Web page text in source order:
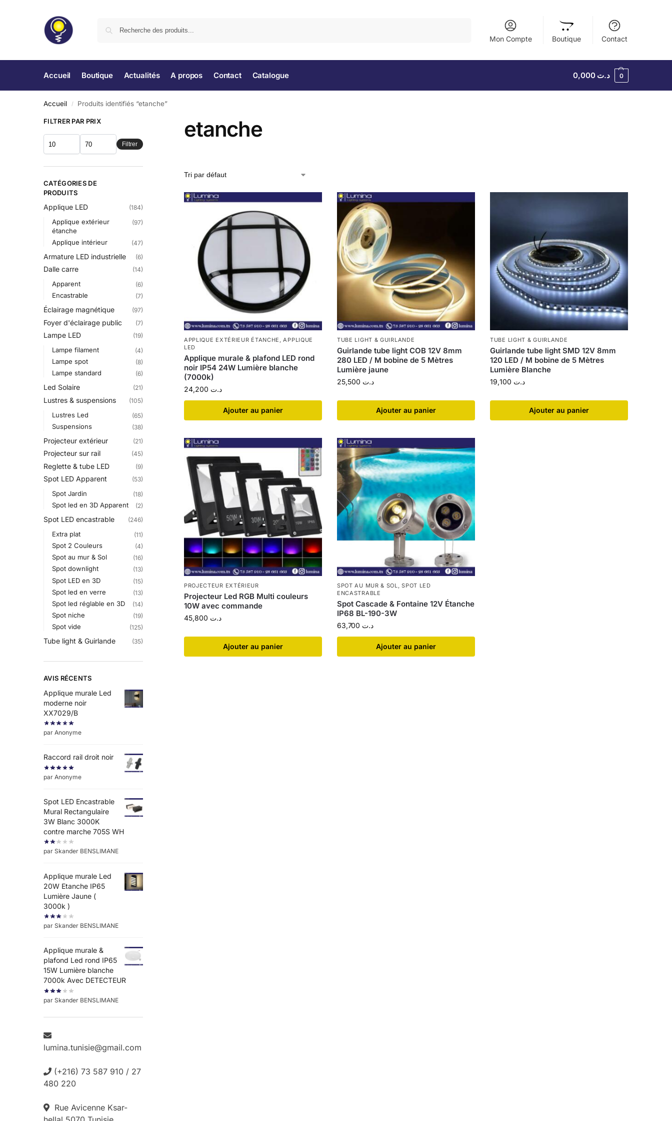
Mon Compte Boutique Contact
Accueil Boutique Actualités A propos Contact Catalogue د.ت 0,000 0
Accueil / Produits identifiés “etanche”
etanche
APPLIQUE EXTÉRIEUR ÉTANCHE ,APPLIQUE
LED
Applique murale & plafond LED rond
noir IP54 24W Lumière blanche
(7000k)
د.ت
Ajouter au panier
TUBE LIGHT & GUIRLANDE
Guirlande tube light COB 12V 8mm
280 LED / M bobine de 5 Mètres
Lumière jaune
د.ت
Ajouter au panier
TUBE LIGHT & GUIRLANDE
Guirlande tube light SMD 12V 8mm
120 LED / M bobine de 5 Mètres
Lumière Blanche
د.ت
Ajouter au panier
PROJECTEUR EXTÉRIEUR
Projecteur Led RGB Multi couleurs
10W avec commande
د.ت
Ajouter au panier
SPOT AU MUR & SOL,SPOT LED
ENCASTRABLE
Spot Cascade & Fontaine 12V Étanche
IP68 BL-190-3W
د.ت
Ajouter au panier
FILTRER PAR PRIX
Filtrer
CATÉGORIES DE
PRODUITS
Applique LED (184)
Applique extérieur
étanche
(97)
Applique intérieur (47)
Armature LED industrielle (6)
Dalle carre (14)
Apparent (6)
Encastrable (7)
Éclairage magnétique (97)
Foyer d'éclairage public (7)
Lampe LED (19)
Lampe filament (4)
Lampe spot (8)
Lampe standard (6)
Led Solaire (21)
Lustres & suspensions (105)
Lustres Led (65)
Suspensions (38)
Projecteur extérieur (21)
Projecteur sur rail (45)
Reglette & tube LED (9)
Spot LED Apparent (53)
Spot Jardin (18)
Spot led en 3D Apparent (2)
Spot LED encastrable (246)
Extra plat (11)
Spot 2 Couleurs (4)
Spot au mur & Sol (16)
Spot downlight (13)
Spot LED en 3D (15)
Spot led en verre (13)
Spot led réglable en 3D (14)
Spot niche (19)
Spot vide (125)
Tube light & Guirlande (35)
AVIS RÉCENTS
Applique murale Led
moderne noir
XX7029/B
par Anonyme
Raccord rail droit noir
par Anonyme
Spot LED Encastrable
Mural Rectangulaire
3W Blanc 3000K
contre marche 705S WH
par Skander BENSLIMANE
Applique murale Led
20W Etanche IP65
Lumière Jaune (
3000k )
par Skander BENSLIMANE
Applique murale &
plafond Led rond IP65
15W Lumière blanche
7000k Avec DETECTEUR
par Skander BENSLIMANE
lumina.tunisie@gmail.com
(+216) 73 587 910 / 27
480 220
Rue Avicenne Ksar-